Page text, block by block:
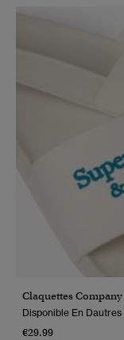
Claquettes
Disponible En
€29.99